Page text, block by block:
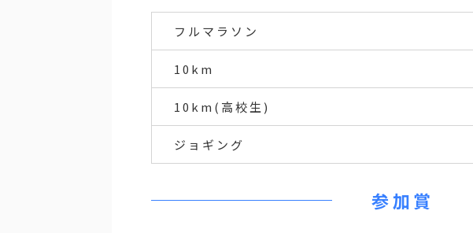
フルマラソン
10km
10km(高校生)
ジョギング
参加賞